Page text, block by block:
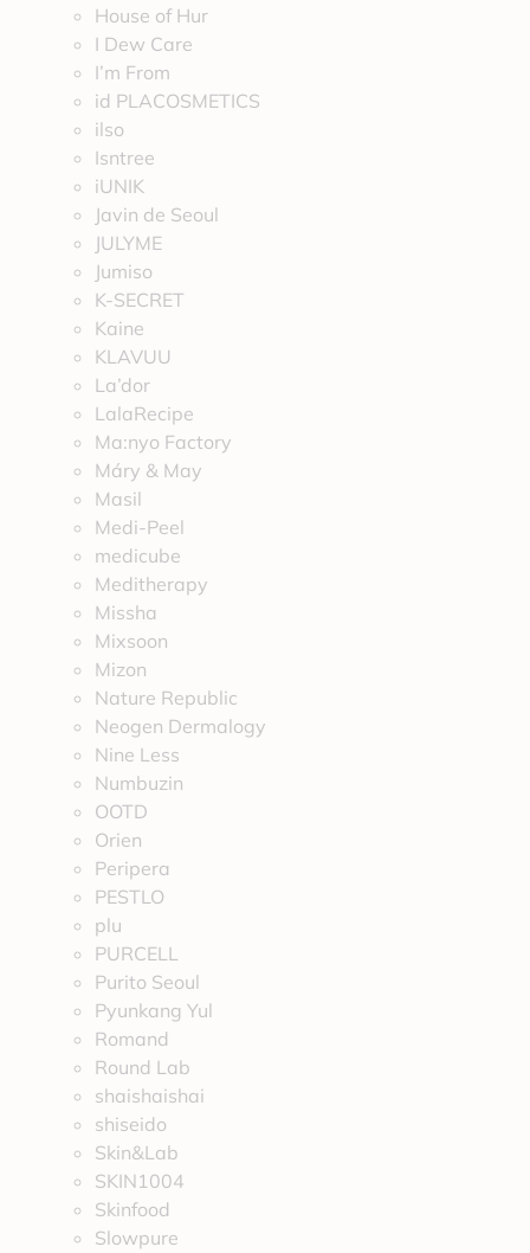
House of Hur
I Dew Care
I’m From
id PLACOSMETICS
ilso
Isntree
iUNIK
Javin de Seoul
JULYME
Jumiso
K-SECRET
Kaine
KLAVUU
La’dor
LalaRecipe
Ma:nyo Factory
Máry & May
Masil
Medi-Peel
medicube
Meditherapy
Missha
Mixsoon
Mizon
Nature Republic
Neogen Dermalogy
Nine Less
Numbuzin
OOTD
Orien
Peripera
PESTLO
plu
PURCELL
Purito Seoul
Pyunkang Yul
Romand
Round Lab
shaishaishai
shiseido
Skin&Lab
SKIN1004
Skinfood
Slowpure